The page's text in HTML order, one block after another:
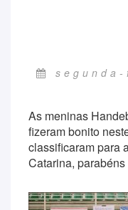
As meninas
fizeram bonito
classificaram para
Catarina,